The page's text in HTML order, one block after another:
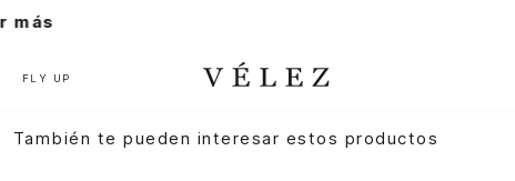
FLY UP
También te pueden interesar estos productos